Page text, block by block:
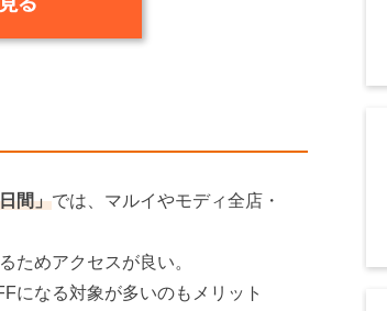
間」では、マルイやモディ全店・
ためアクセスが良い。
になる対象が多いのもメリット